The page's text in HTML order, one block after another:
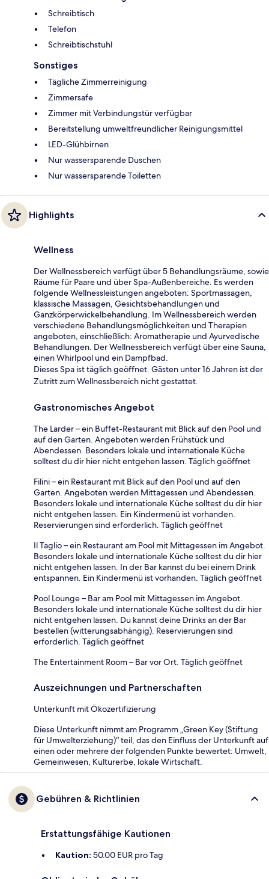
Schreibtisch
Telefon
Schreibtischstuhl
Sonstiges
Tägliche Zimmerreinigung
Zimmersafe
Zimmer mit Verbindungstür verfügbar
Bereitstellung umweltfreundlicher Reinigungsmittel
LED-Glühbirnen
Nur wassersparende Duschen
Nur wassersparende Toiletten
Highlights
Wellness
Der Wellnessbereich verfügt über 5 Behandlungsräume, sowie
Räume für Paare und über Spa-Außenbereiche. Es werden
folgende Wellnessleistungen angeboten: Sportmassagen,
klassische Massagen, Gesichtsbehandlungen und
Ganzkörperwickelbehandlung. Im Wellnessbereich werden
verschiedene Behandlungsmöglichkeiten und Therapien
angeboten, einschließlich: Aromatherapie und Ayurvedische
Behandlungen. Der Wellnessbereich verfügt über eine Sauna,
einen Whirlpool und ein Dampfbad.
Dieses Spa ist täglich geöffnet. Gästen unter 16 Jahren ist der
Zutritt zum Wellnessbereich nicht gestattet.
Gastronomisches Angebot
The Larder – ein Buffet-Restaurant mit Blick auf den Pool und
auf den Garten. Angeboten werden Frühstück und
Abendessen. Besonders lokale und internationale Küche
solltest du dir hier nicht entgehen lassen. Täglich geöffnet
Filini – ein Restaurant mit Blick auf den Pool und auf den
Garten. Angeboten werden Mittagessen und Abendessen.
Besonders lokale und internationale Küche solltest du dir hier
nicht entgehen lassen. Ein Kindermenü ist vorhanden.
Reservierungen sind erforderlich. Täglich geöffnet
Il Taglio – ein Restaurant am Pool mit Mittagessen im Angebot.
Besonders lokale und internationale Küche solltest du dir hier
nicht entgehen lassen. In der Bar kannst du bei einem Drink
entspannen. Ein Kindermenü ist vorhanden. Täglich geöffnet
Pool Lounge – Bar am Pool mit Mittagessen im Angebot.
Besonders lokale und internationale Küche solltest du dir hier
nicht entgehen lassen. Du kannst deine Drinks an der Bar
bestellen (witterungsabhängig). Reservierungen sind
erforderlich. Täglich geöffnet
The Entertainment Room – Bar vor Ort. Täglich geöffnet
Auszeichnungen und Partnerschaften
Unterkunft mit Ökozertifizierung
Diese Unterkunft nimmt am Programm „Green Key (Stiftung
für Umwelterziehung)“ teil, das den Einfluss der Unterkunft auf
einen oder mehrere der folgenden Punkte bewertet: Umwelt,
Gemeinwesen, Kulturerbe, lokale Wirtschaft.
Gebühren & Richtlinien
Erstattungsfähige Kautionen
Kaution: 50.00 EUR pro Tag